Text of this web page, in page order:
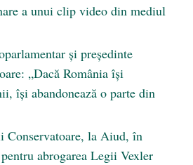
a unui clip video din mediul
și președinte
„Dacă România își
își abandonează o parte din
Conservatoare, la Aiud, în
abrogarea Legii Vexler